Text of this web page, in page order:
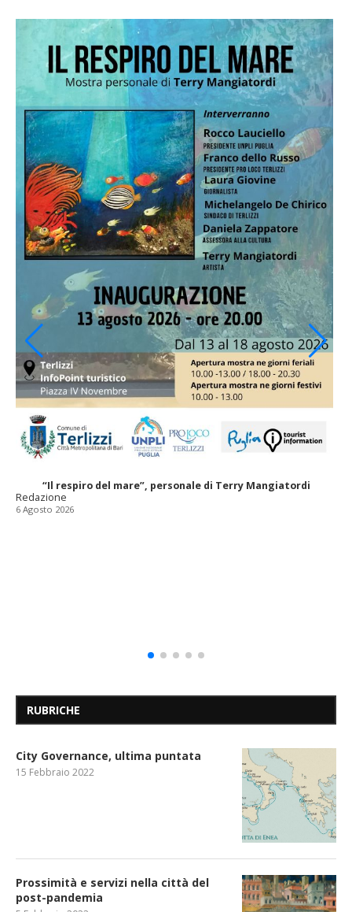
“Il respiro del mare”, personale di Terry Mangiatordi
Redazione
6 Agosto 2026
RUBRICHE
City Governance, ultima puntata
15 Febbraio 2022
Prossimità e servizi nella città del
post-pandemia